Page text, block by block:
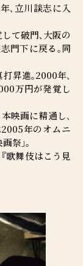
､立川談志に入
て破門､大阪の
門下に戻る｡同
昇進｡2000年､
万円が発覚し
映画に精通し､
年のオムニ
祭｣｡
歌舞伎はこう見